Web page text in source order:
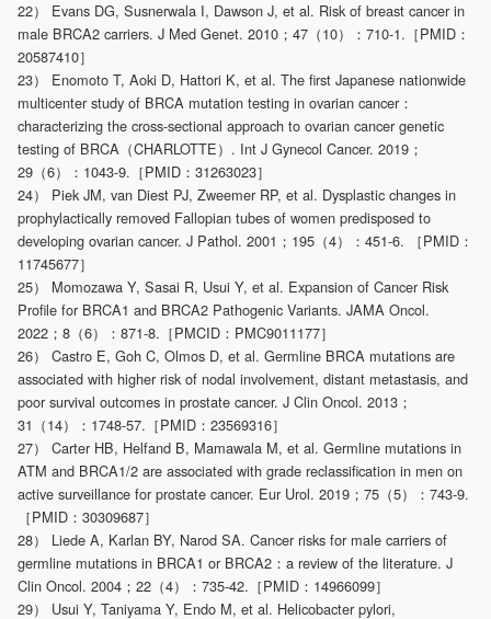
22） Evans DG, Susnerwala I, Dawson J, et al. Risk of breast cancer in
male BRCA2 carriers. J Med Genet. 2010；47（10）：710-1.［PMID：
20587410］
23） Enomoto T, Aoki D, Hattori K, et al. The first Japanese nationwide
multicenter study of BRCA mutation testing in ovarian cancer：
characterizing the cross-sectional approach to ovarian cancer genetic
testing of BRCA（CHARLOTTE）. Int J Gynecol Cancer. 2019；
29（6）：1043-9.［PMID：31263023］
24） Piek JM, van Diest PJ, Zweemer RP, et al. Dysplastic changes in
prophylactically removed Fallopian tubes of women predisposed to
developing ovarian cancer. J Pathol. 2001；195（4）：451-6. ［PMID：
11745677］
25） Momozawa Y, Sasai R, Usui Y, et al. Expansion of Cancer Risk
Profile for BRCA1 and BRCA2 Pathogenic Variants. JAMA Oncol.
2022；8（6）：871-8.［PMCID：PMC9011177］
26） Castro E, Goh C, Olmos D, et al. Germline BRCA mutations are
associated with higher risk of nodal involvement, distant metastasis, and
poor survival outcomes in prostate cancer. J Clin Oncol. 2013；
31（14）：1748-57.［PMID：23569316］
27） Carter HB, Helfand B, Mamawala M, et al. Germline mutations in
ATM and BRCA1/2 are associated with grade reclassification in men on
active surveillance for prostate cancer. Eur Urol. 2019；75（5）：743-9.
［PMID：30309687］
28） Liede A, Karlan BY, Narod SA. Cancer risks for male carriers of
germline mutations in BRCA1 or BRCA2：a review of the literature. J
Clin Oncol. 2004；22（4）：735-42.［PMID：14966099］
29） Usui Y, Taniyama Y, Endo M, et al. Helicobacter pylori,